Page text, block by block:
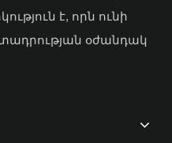
է, որն ունի
օժանդակ